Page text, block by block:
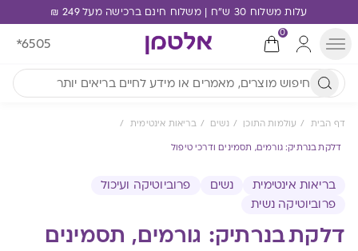
עלות משלוח 30 ש"ח | משלוח חינם ברכישה מעל 249 ₪
0
*6505
דף הבית עולמות התוכן נשים בריאות אינטימית
דלקת בנרתיק: גורמים, תסמינים ודרכי טיפול
בריאות אינטימית נשים
פרוביוטיקה ועיכול
פרוביוטיקה נשית
דלקת בנרתיק: גורמים, תסמינים